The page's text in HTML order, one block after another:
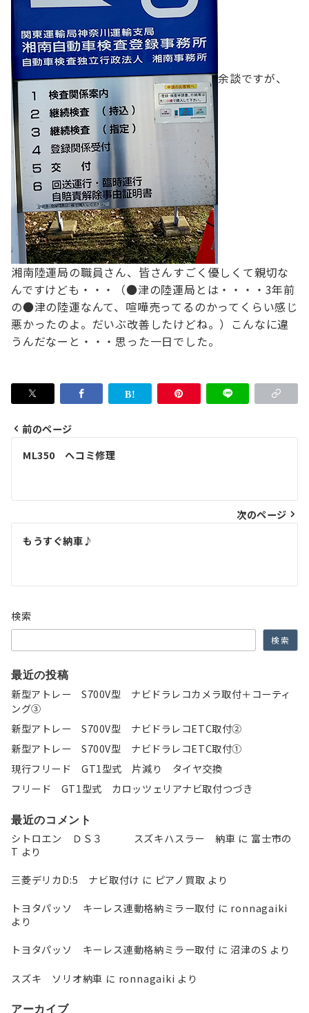
余談ですが、
湘南陸運局の職員さん、皆さんすごく優しくて親切な
んですけども・・・
（●津の陸運局とは・・・・3年前
の●津の陸運なんて、喧嘩売ってるのかってくらい感じ
悪かったのよ。だいぶ改善したけどね。）
こんなに違
うんだなーと・・・思った一日でした。
投
ビ
ゲ
シ
ョ
ン
前のページ
ML350 ヘコミ修理
次のページ
もうすぐ納車♪
検索
検索
最近の投稿
新型アトレー S700V型 ナビドラレコカメラ取付＋コーティ
ング③
新型アトレー S700V型 ナビドラレコETC取付②
新型アトレー S700V型 ナビドラレコETC取付①
現行フリード GT1型式 片減り タイヤ交換
フリード GT1型式 カロッツェリアナビ取付つづき
最近のコメント
シトロエン ＤＳ３ スズキハスラー 納車 に 富士市の
T より
三菱デリカD:5 ナビ取付け に ピアノ買取 より
トヨタパッソ キーレス連動格納ミラー取付 に ronnagaiki
より
トヨタパッソ キーレス連動格納ミラー取付 に沼津のS より
スズキ ソリオ納車 に ronnagaiki より
アーカイブ